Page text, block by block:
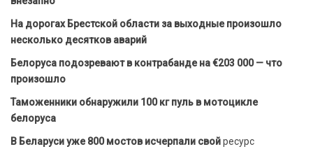
На дорогах Брестской области за выходные произошло
несколько десятков аварий
Белоруса подозревают в контрабанде на €203 000 — что
произошло
Таможенники обнаружили 100 кг пуль в мотоцикле
белоруса
В Беларуси уже 800 мостов исчерпали свойресурс